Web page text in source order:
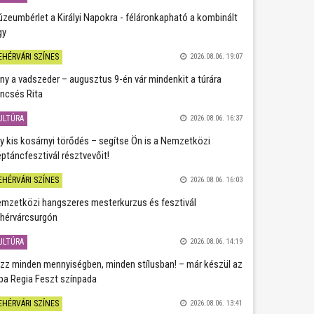
a Királyi Napokra - féláronkapható a kombinált
SZÍNES 2026.08.06. 19:07
a vadszeder – augusztus 9-én vár mindenkit a túrára
Rita
2026.08.06. 16:37
kis kosárnyi törődés – segítse Ön is a Nemzetközi
résztvevőit!
SZÍNES 2026.08.06. 16:03
hangszeres mesterkurzus és fesztivál
2026.08.06. 14:19
minden mennyiségben, minden stílusban! – már készül az
Regia Feszt színpada
SZÍNES 2026.08.06. 13:41